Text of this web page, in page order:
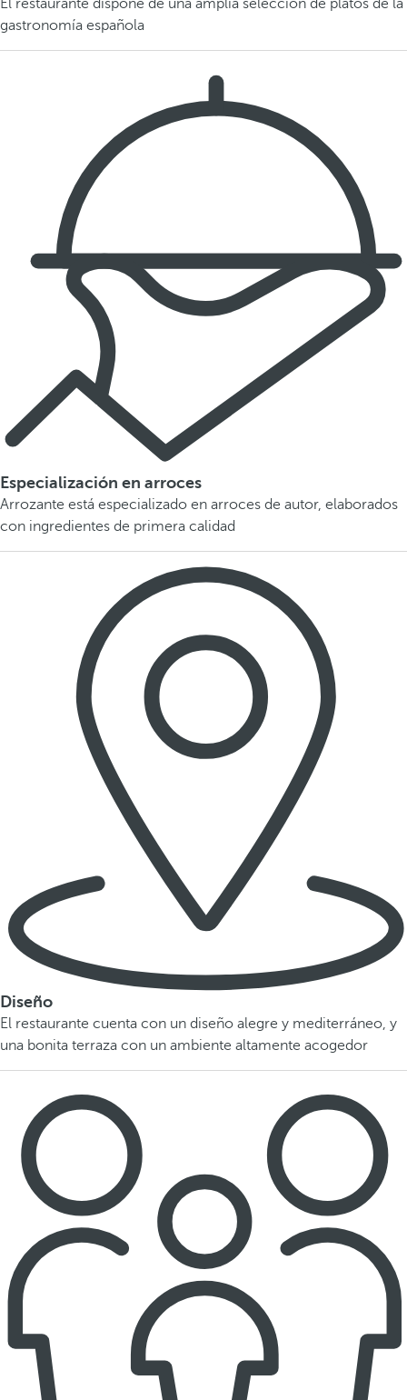
El restaurante dispone de una amplia selección de platos de la
gastronomía española
Especialización en arroces
Arrozante está especializado en arroces de autor, elaborados
con ingredientes de primera calidad
Diseño
El restaurante cuenta con un diseño alegre y mediterráneo, y
una bonita terraza con un ambiente altamente acogedor